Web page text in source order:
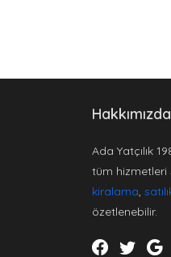
Hakkımızda
Ada Yatçılık
tüm hizmetleri
kiralama,
özetlenebilir.